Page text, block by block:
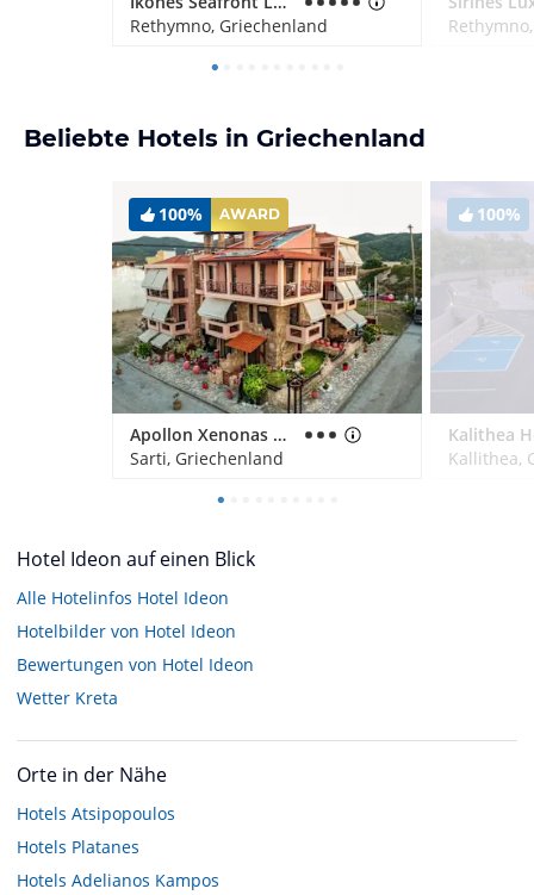
Rethymno, Griechenland
Beliebte Hotels in Griechenland
100% AWARD
Apollon Xenonas Apparthotel
Sarti, Griechenland
100%
Kallithea,
Hotel Ideon auf einen Blick
Alle Hotelinfos Hotel Ideon
Hotelbilder von Hotel Ideon
Bewertungen von Hotel Ideon
Wetter Kreta
Orte in der Nähe
Hotels Atsipopoulos
Hotels Platanes
Hotels Adelianos Kampos